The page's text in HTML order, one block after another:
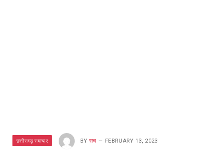
छत्तीसगढ़ समाचार BY सच FEBRUARY 13, 2023